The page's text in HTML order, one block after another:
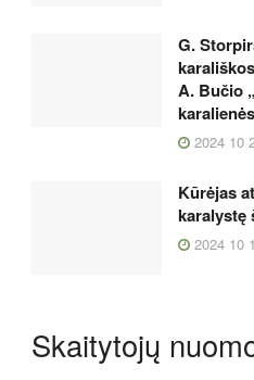
G.
A. Bučio
2024 10
Kūrėjas
karalystę
2024 10
Skaitytojų